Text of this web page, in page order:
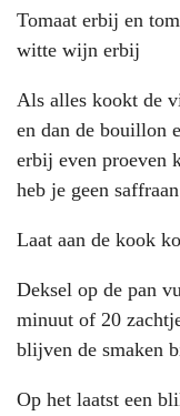
Tomaat erbij en
witte wijn erbij
Als alles kookt de
en dan de bouillon
erbij even proeven
heb je geen
Laat aan de kook
Deksel op de pan
minuut of 20
blijven de smaken
Op het laatst een